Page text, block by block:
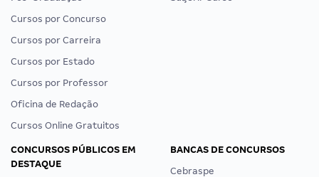
Cursos por Concurso
Cursos por Carreira
Cursos por Estado
Cursos por Professor
Oficina de Redação
Cursos Online Gratuitos
CONCURSOS PÚBLICOS EM
DESTAQUE
BANCAS DE CONCURSOS
Cebraspe